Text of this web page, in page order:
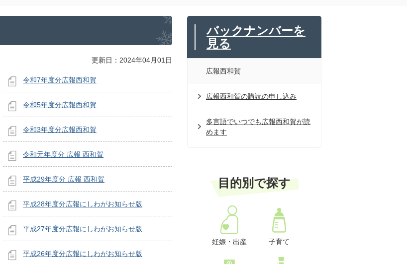
更新日：2024年04月01日
令和7年度分広報西和賀
令和5年度分広報西和賀
令和3年度分広報西和賀
令和元年度分 広報 西和賀
平成29年度分 広報 西和賀
平成28年度分広報にしわがお知らせ版
平成27年度分広報にしわがお知らせ版
平成26年度分広報にしわがお知らせ版
バックナンバーを
見る
広報西和賀
広報西和賀の購読の申し込み
多言語でいつでも広報西和賀が読
めます
目的別で探す
妊娠・出産 子育て